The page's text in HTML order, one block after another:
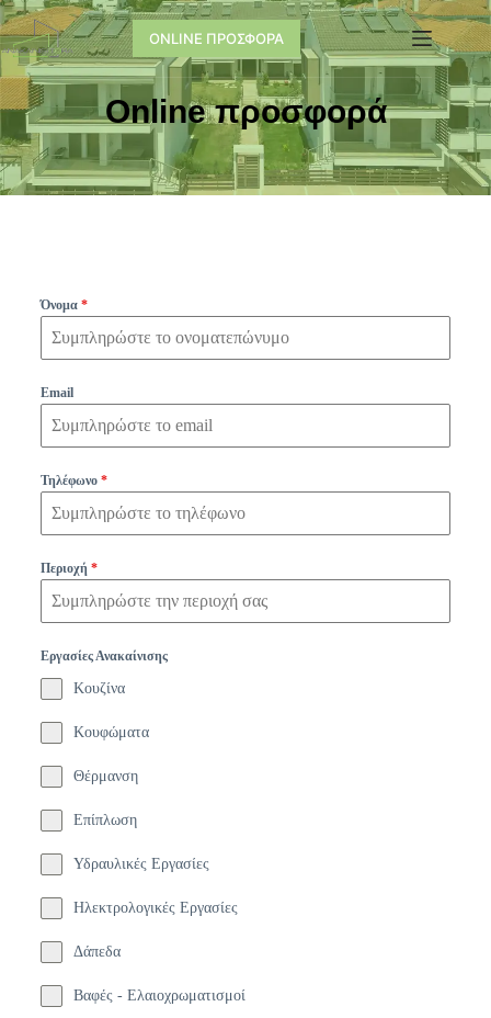
ONLINE ΠΡΟΣΦΟΡΑ
Online προσφορά
Όνομα *
Email
Τηλέφωνο *
Περιοχή *
Εργασίες Ανακαίνισης
Κουζίνα
Κουφώματα
Θέρμανση
Επίπλωση
Υδραυλικές Εργασίες
Ηλεκτρολογικές Εργασίες
Δάπεδα
Βαφές - Ελαιοχρωματισμοί